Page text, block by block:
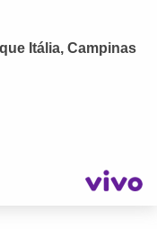
Itália, Campinas